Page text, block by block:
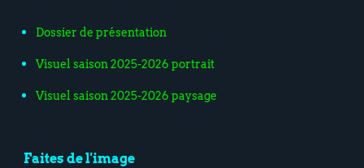
Dossier de présentation
Visuel saison 2025-2026 portrait
Visuel saison 2025-2026 paysage
Faites de l'image